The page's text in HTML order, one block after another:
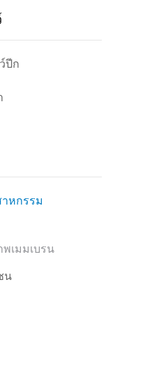
ปีก
หกรรม
เมมเบรน
น